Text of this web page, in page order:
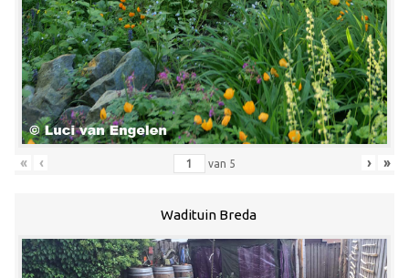
« ‹ van 5 › »
Wadituin Breda